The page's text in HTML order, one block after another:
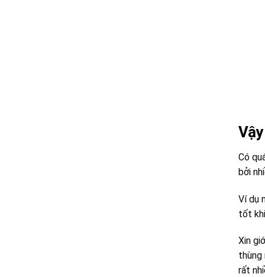
Có
bởi
Ví dụ
tốt
Xin
thùng
rất